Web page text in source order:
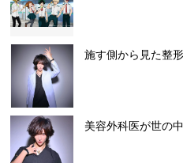
施す側から見た整
美容外科医が世の